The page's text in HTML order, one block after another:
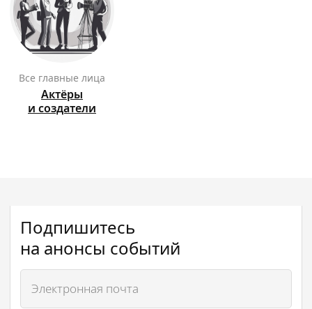
Все главные лица
Актёры
и создатели
Подпишитесь
на анонсы событий